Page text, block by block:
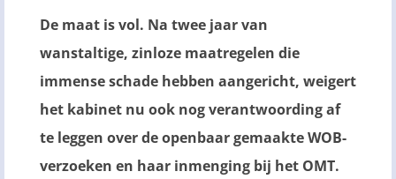
De maat is vol. Na twee jaar van
wanstaltige, zinloze maatregelen die
immense schade hebben aangericht, weigert
het kabinet nu ook nog verantwoording af
te leggen over de openbaar gemaakte WOB-
verzoeken en haar inmenging bij het OMT.